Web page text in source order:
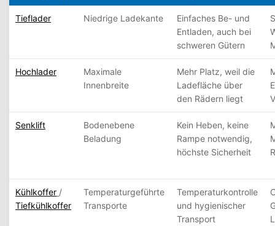
Tieflader Niedrige Ladekante
Einfaches Be- und
Entladen, auch bei
schweren Gütern
Hochlader
Maximale
Innenbreite
Mehr Platz, weil die
Ladefläche über
den Rädern liegt
Senklift
Bodenebene
Beladung
Kein Heben, keine
Rampe notwendig,
höchste Sicherheit
Kühlkoffer /
Tiefkühlkoffer
Temperaturgeführte
Transporte
Temperaturkontrolle
und hygienischer
Transport